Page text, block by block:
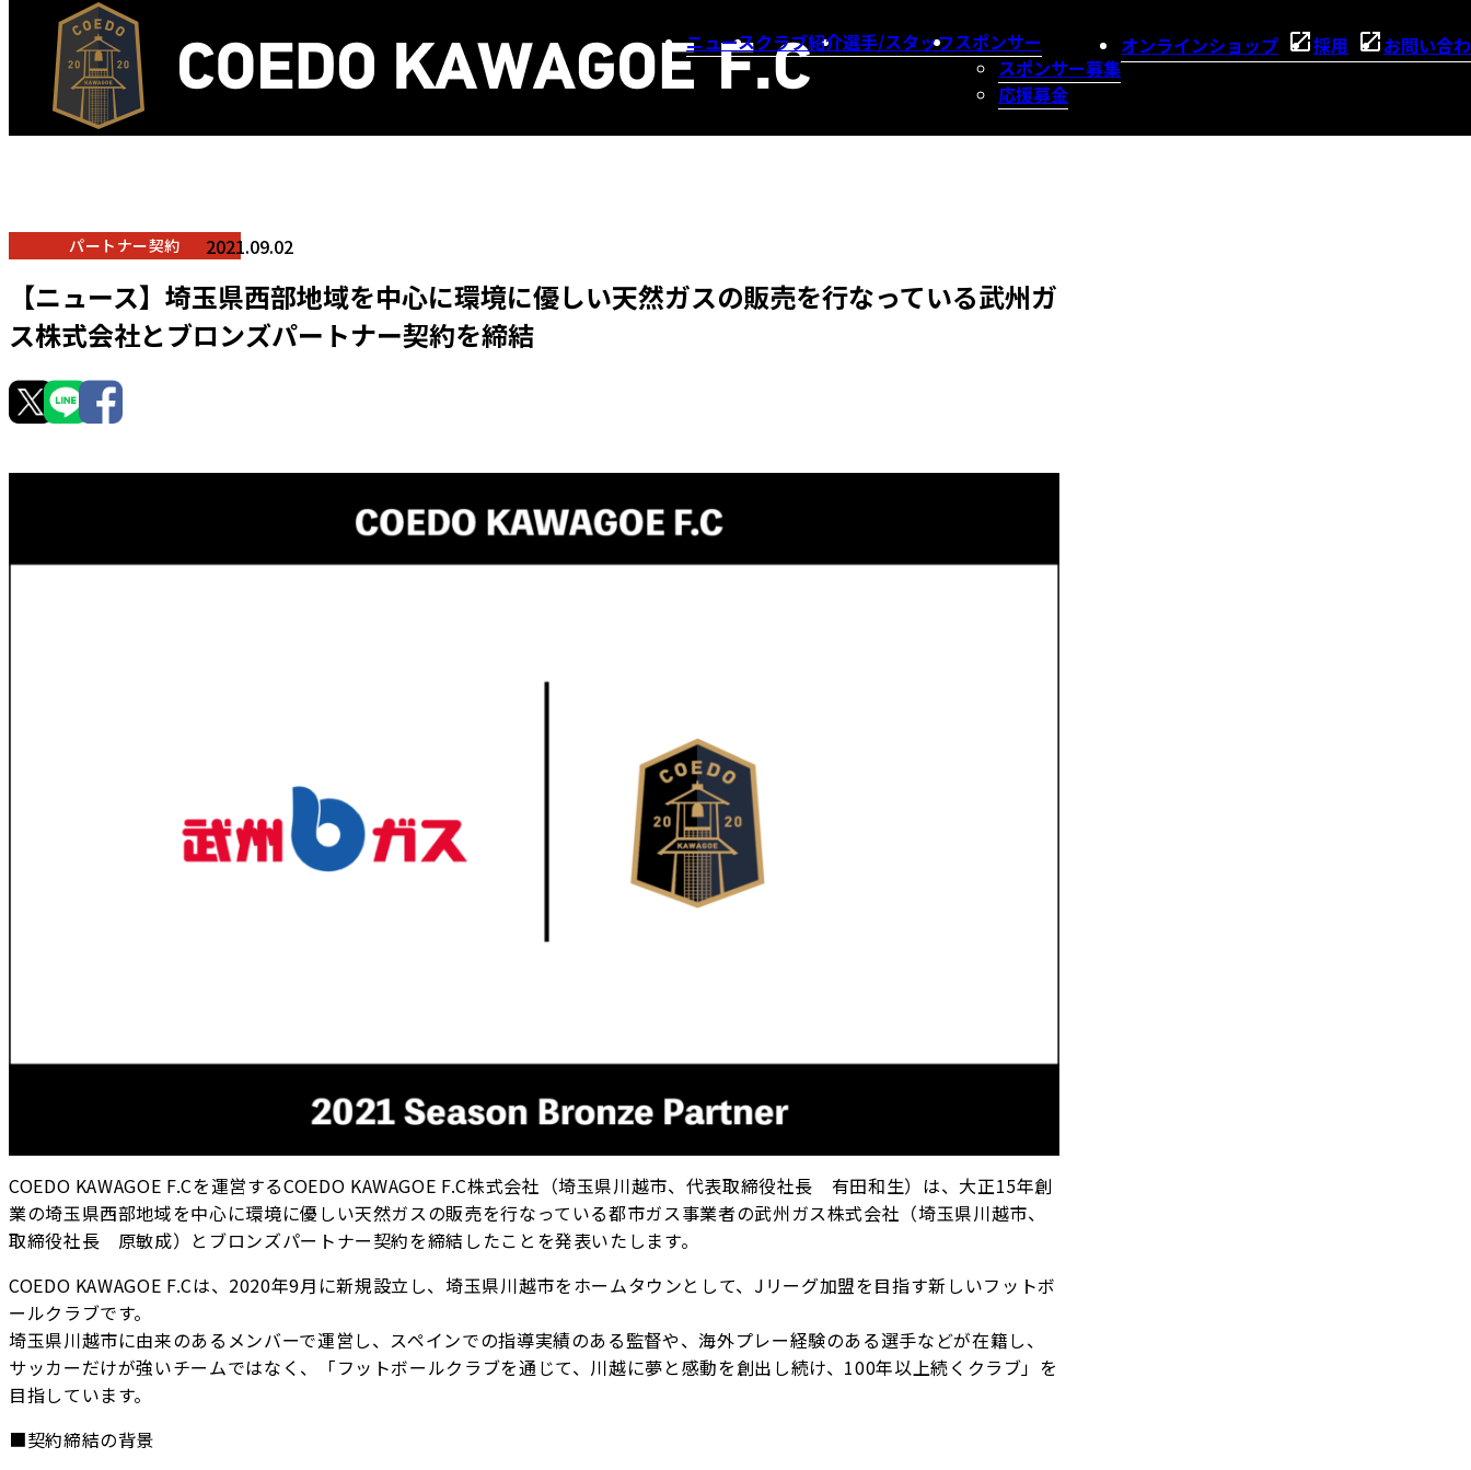
ニュースクラブ紹介選手/スタッフスポンサー
スポンサー募集
応援募金
オンラインショップ 採用 お問い合
パートナー契約 2021.09.02
【ニュース】埼玉県西部地域を中心に環境に優しい天然ガスの販売を行なっている武州ガ
ス株式会社とブロンズパートナー契約を締結
COEDO KAWAGOE F.Cを運営するCOEDO KAWAGOE F.C株式会社（埼玉県川越市、代表取締役社長 有田和生）は、大正15年創
業の埼玉県西部地域を中心に環境に優しい天然ガスの販売を行なっている都市ガス事業者の武州ガス株式会社（埼玉県川越市、
取締役社長 原敏成）とブロンズパートナー契約を締結したことを発表いたします。
COEDO KAWAGOE F.Cは、2020年9月に新規設立し、埼玉県川越市をホームタウンとして、Jリーグ加盟を目指す新しいフットボ
ールクラブです。
埼玉県川越市に由来のあるメンバーで運営し、スペインでの指導実績のある監督や、海外プレー経験のある選手などが在籍し、
サッカーだけが強いチームではなく、「フットボールクラブを通じて、川越に夢と感動を創出し続け、100年以上続くクラブ」を
目指しています。
■契約締結の背景